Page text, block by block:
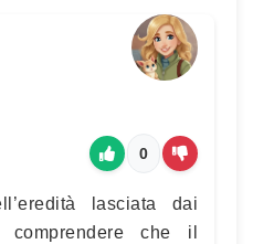
0
lasciata dai
che il